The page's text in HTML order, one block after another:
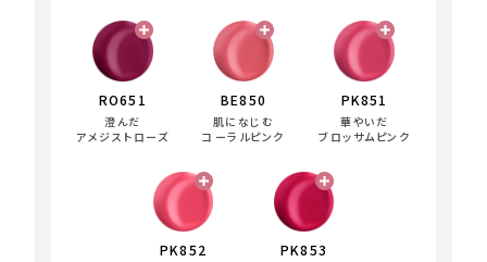
RO651
澄んだ
アメジストローズ
BE850
肌になじむ
コーラルピンク
PK851
華やいだ
ブロッサムピンク
PK852 PK853